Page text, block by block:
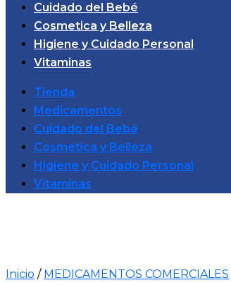
Cuidado del Bebé
Cosmetica y Belleza
Higiene y Cuidado Personal
Vitaminas
Tienda
Medicamentos
Cuidado del Bebé
Cosmetica y Belleza
Higiene y Cuidado Personal
Vitaminas
Inicio / MEDICAMENTOS COMERCIALES